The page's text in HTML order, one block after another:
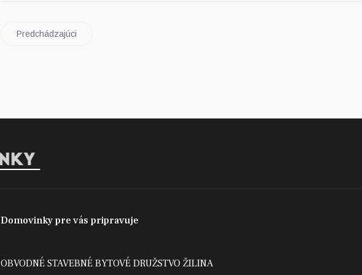
Predchádzajúci
Domovinky pre vás pripravuje
OBVODNÉ STAVEBNÉ BYTOVÉ DRUŽSTVO ŽILINA